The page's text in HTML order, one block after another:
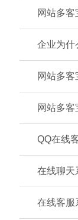
网站多
企业为什
网站多
网站多客
QQ在线
在线聊天
在线客服